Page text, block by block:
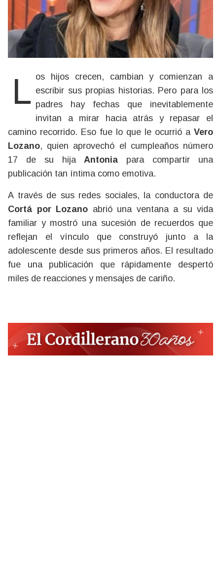
Los hijos crecen, cambian y comienzan a escribir sus propias historias. Pero para los
padres hay fechas que inevitablemente
invitan a mirar hacia atrás y repasar el
camino recorrido. Eso fue lo que le ocurrió a Vero
Lozano, quien aprovechó el cumpleaños número
17 de su hijaAntonia para compartir una
publicación tan íntima como emotiva.
A través de sus redes sociales, la conductora de
Cortá por Lozano abrió una ventana a su vida
familiar y mostró una sucesión de recuerdos que
reflejan el vínculo que construyó junto a la
adolescente desde sus primeros años. El resultado
fue una publicación que rápidamente despertó
miles de reacciones y mensajes de cariño.